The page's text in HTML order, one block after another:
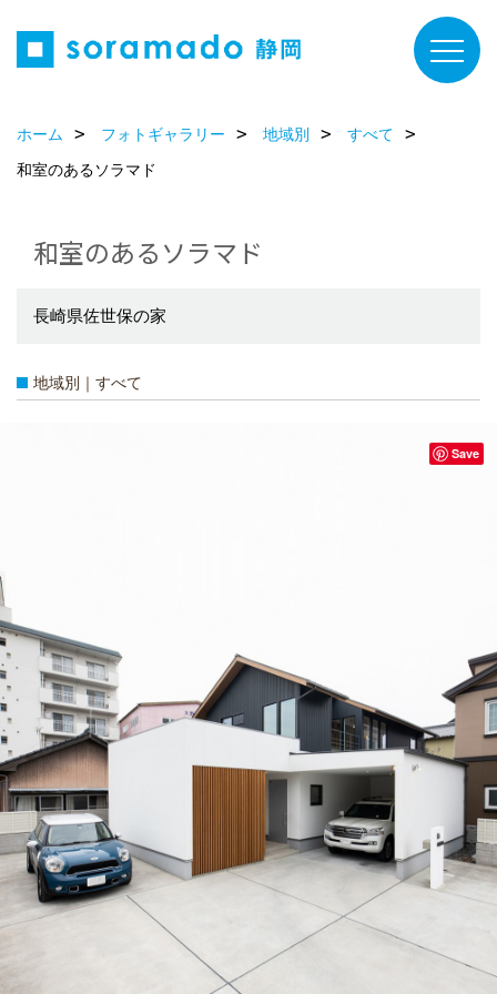
ホーム フォトギャラリー 地域別
すべて
和室のあるソラマド
和室のあるソラマド
長崎県佐世保の家
地域別｜すべて
Save